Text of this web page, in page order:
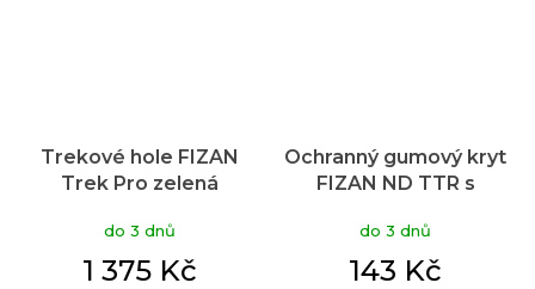
Trekové hole FIZAN
Trek Pro zelená
do 3 dnů
1 375 Kč
Ochranný gumový kryt
FIZAN ND TTR s
do 3 dnů
143 Kč